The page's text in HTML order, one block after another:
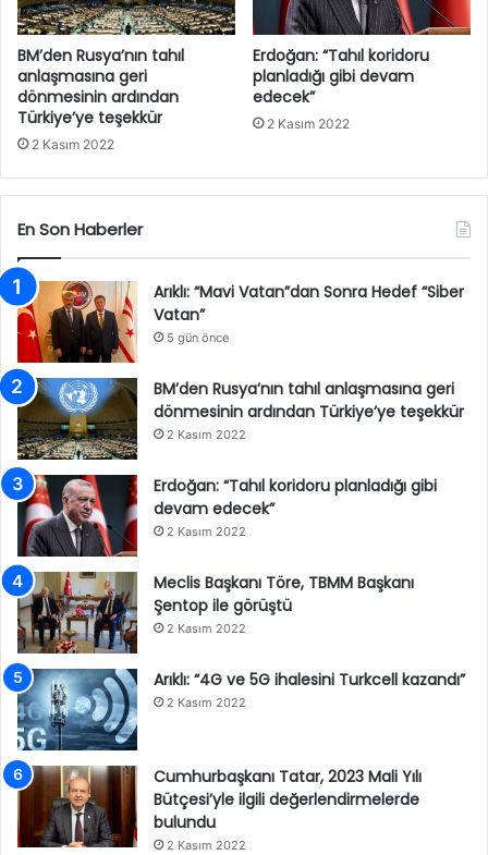
BM’den Rusya’nın tahıl
anlaşmasına geri
dönmesinin ardından
Türkiye’ye teşekkür
2 Kasım 2022
Erdoğan: “Tahıl koridoru
planladığı gibi devam
edecek”
2 Kasım 2022
En Son Haberler
Arıklı: “Mavi Vatan”dan Sonra Hedef “Siber
Vatan”
5 gün önce
BM’den Rusya’nın tahıl anlaşmasına geri
dönmesinin ardından Türkiye’ye teşekkür
2 Kasım 2022
Erdoğan: “Tahıl koridoru planladığı gibi
devam edecek”
2 Kasım 2022
Meclis Başkanı Töre, TBMM Başkanı
Şentop ile görüştü
2 Kasım 2022
Arıklı: “4G ve 5G ihalesini Turkcell kazandı”
2 Kasım 2022
Cumhurbaşkanı Tatar, 2023 Mali Yılı
Bütçesi’yle ilgili değerlendirmelerde
bulundu
2 Kasım 2022